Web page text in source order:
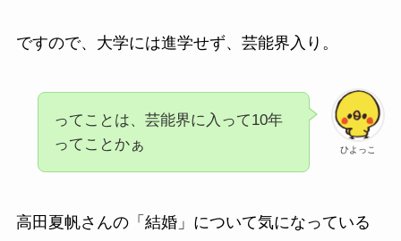
ですので、大学には進学せず、芸能界入り。
ひよっこ
ってことは、芸能界に入って10年
ってことかぁ
高田夏帆さんの「結婚」について気になっている